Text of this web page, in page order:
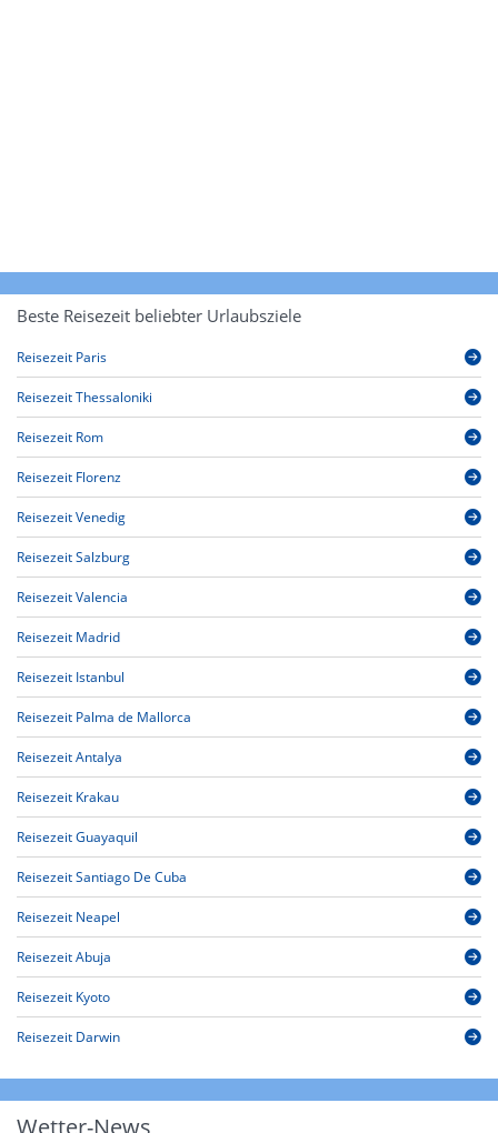
Beste Reisezeit beliebter Urlaubsziele
Reisezeit Paris
Reisezeit Thessaloniki
Reisezeit Rom
Reisezeit Florenz
Reisezeit Venedig
Reisezeit Salzburg
Reisezeit Valencia
Reisezeit Madrid
Reisezeit Istanbul
Reisezeit Palma de Mallorca
Reisezeit Antalya
Reisezeit Krakau
Reisezeit Guayaquil
Reisezeit Santiago De Cuba
Reisezeit Neapel
Reisezeit Abuja
Reisezeit Kyoto
Reisezeit Darwin